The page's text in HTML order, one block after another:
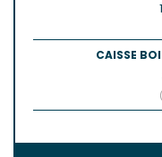
CAISSE